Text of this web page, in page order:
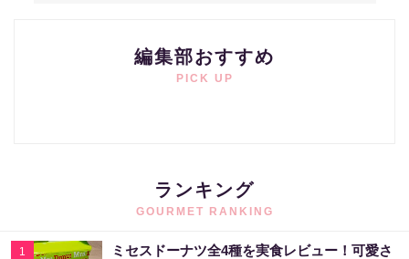
編集部おすすめ
PICK UP
ランキング
GOURMET RANKING
1
ミセスドーナツ全4種を実食レビュー！可愛さ